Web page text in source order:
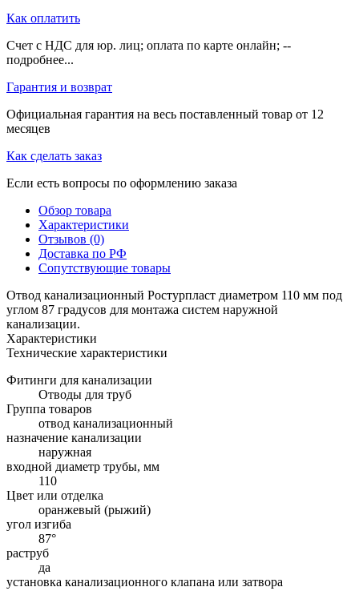
Как оплатить
Счет с НДС для юр. лиц; оплата по карте онлайн; --
подробнее...
Гарантия и возврат
Официальная гарантия на весь поставленный товар от 12
месяцев
Как сделать заказ
Если есть вопросы по оформлению заказа
Обзор товара
Характеристики
Отзывов (0)
Доставка по РФ
Сопутствующие товары
Отвод канализационный Ростурпласт диаметром 110 мм под
углом 87 градусов для монтажа систем наружной
канализации.
Характеристики
Технические характеристики
Фитинги для канализации
Отводы для труб
Группа товаров
отвод канализационный
назначение канализации
наружная
входной диаметр трубы, мм
110
Цвет или отделка
оранжевый (рыжий)
угол изгиба
87°
раструб
да
установка канализационного клапана или затвора